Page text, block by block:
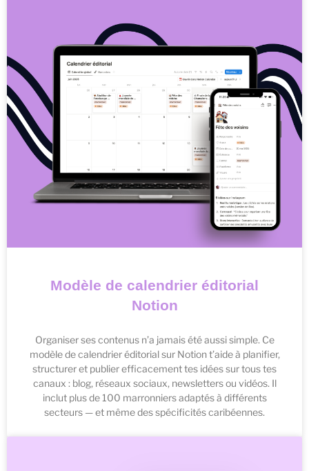
Modèle de calendrier éditorial
Notion
Organiser ses contenus n’a jamais été aussi simple. Ce
modèle de calendrier éditorial sur Notion t’aide à planifier,
structurer et publier efficacement tes idées sur tous tes
canaux : blog, réseaux sociaux, newsletters ou vidéos. Il
inclut plus de 100 marronniers adaptés à différents
secteurs — et même des spécificités caribéennes.